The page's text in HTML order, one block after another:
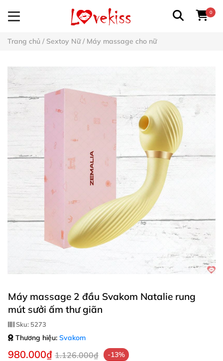
0
Trang chủ / Sextoy Nữ/ Máy massage cho nữ
Máy massage 2 đầu Svakom Natalie rung
mút sưởi ấm thư giãn
Sku: 5273
Thương hiệu: Svakom
980.000₫ 1.126.000₫ -13%